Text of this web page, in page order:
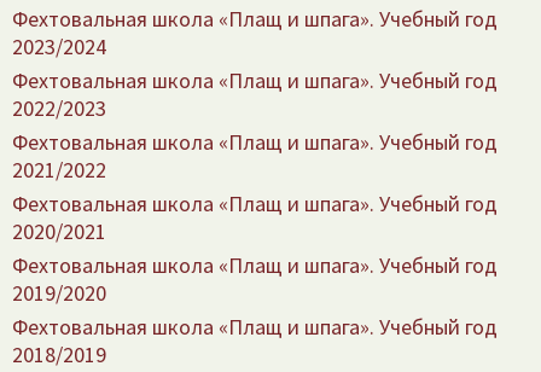
Фехтовальная школа «Плащ и шпага». Учебный год
2023/​2024
Фехтовальная школа «Плащ и шпага». Учебный год
2022/​2023
Фехтовальная школа «Плащ и шпага». Учебный год
2021/​2022
Фехтовальная школа «Плащ и шпага». Учебный год
2020/​2021
Фехтовальная школа «Плащ и шпага». Учебный год
2019/​2020
Фехтовальная школа «Плащ и шпага». Учебный год
2018/​2019